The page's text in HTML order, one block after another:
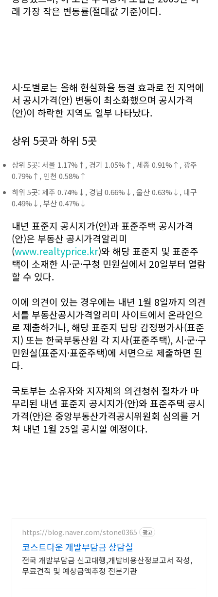
래 가장 작은 변동률(절대값 기준)이다.
시·도별로는 올해 현실화율 동결 효과로 전 지역에
서 공시가격(안) 변동이 최소화했으며 공시가격
(안)이 하락한 지역도 일부 나타났다.
상위 5곳과 하위 5곳
상위 5곳: 서울 1.17%↑, 경기 1.05%↑, 세종 0.91%↑, 광주
0.79%↑, 인천 0.58%↑
하위 5곳: 제주 0.74%↓, 경남 0.66%↓, 울산 0.63%↓, 대구
0.49%↓, 부산 0.47%↓
내년 표준지 공시지가(안)과 표준주택 공시가격
(안)은 부동산 공시가격알리미
(www.realtyprice.kr)와 해당 표준지 및 표준주
택이 소재한 시·군·구청 민원실에서 20일부터 열람
할 수 있다.
이에 의견이 있는 경우에는 내년 1월 8일까지 의견
서를 부동산공시가격알리미 사이트에서 온라인으
로 제출하거나, 해당 표준지 담당 감정평가사(표준
지) 또는 한국부동산원 각 지사(표준주택), 시·군·구
민원실(표준지·표준주택)에 서면으로 제출하면 된
다.
국토부는 소유자와 지자체의 의견청취 절차가 마
무리된 내년 표준지 공시지가(안)와 표준주택 공시
가격(안)은 중앙부동산가격공시위원회 심의를 거
쳐 내년 1월 25일 공시할 예정이다.
https://blog.naver.com/stone0365 광고
코스트다운 개발부담금 상담실
전국 개발부담금 신고대행,개발비용산정보고서 작성,
무료견적 및 예상금액추정 전문기관